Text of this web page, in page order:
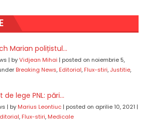
Marian polițistul...
| byVidjean Mihai | posted on noiembrie 5,
Breaking News, Editorial, Flux-stiri,Justitie,
de lege PNL: pări...
| by Marius Leontiuc| posted on aprilie 10, 2021 |
, Flux-stiri, Medicale